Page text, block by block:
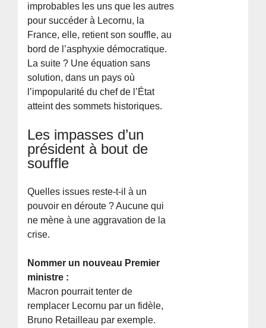
improbables les uns que les autres
pour succéder à Lecornu, la
France, elle, retient son souffle, au
bord de l’asphyxie démocratique.
La suite ? Une équation sans
solution, dans un pays où
l’impopularité du chef de l’État
atteint des sommets historiques.
Les impasses d’un
président à bout de
souffle
Quelles issues reste-t-il à un
pouvoir en déroute ? Aucune qui
ne mène à une aggravation de la
crise.
Nommer un nouveau Premier
ministre :
Macron pourrait tenter de
remplacer Lecornu par un fidèle,
Bruno Retailleau par exemple.